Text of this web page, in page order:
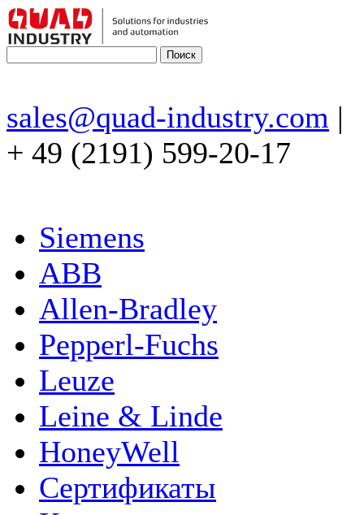
sales@quad-industry.com |
+ 49 (2191) 599-20-17
Siemens
ABB
Allen-Bradley
Pepperl-Fuchs
Leuze
Leine & Linde
HoneyWell
Сертификаты